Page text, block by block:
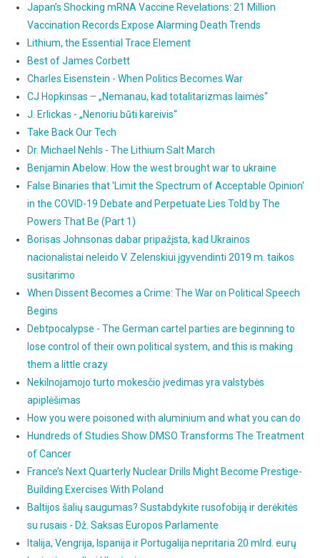
Japan’s Shocking mRNA Vaccine Revelations: 21 Million
Vaccination Records Expose Alarming Death Trends
Lithium, the Essential Trace Element
Best of James Corbett
Charles Eisenstein - When Politics Becomes War
CJ Hopkinsas – „Nemanau, kad totalitarizmas laimės“
J. Erlickas - „Nenoriu būti kareivis“
Take Back Our Tech
Dr. Michael Nehls - The Lithium Salt March
Benjamin Abelow: How the west brought war to ukraine
False Binaries that 'Limit the Spectrum of Acceptable Opinion'
in the COVID-19 Debate and Perpetuate Lies Told by The
Powers That Be (Part 1)
Borisas Johnsonas dabar pripažįsta, kad Ukrainos
nacionalistai neleido V. Zelenskiui įgyvendinti 2019 m. taikos
susitarimo
When Dissent Becomes a Crime: The War on Political Speech
Begins
Debtpocalypse - The German cartel parties are beginning to
lose control of their own political system, and this is making
them a little crazy
Nekilnojamojo turto mokesčio įvedimas yra valstybės
apiplėšimas
How you were poisoned with aluminium and what you can do
Hundreds of Studies Show DMSO Transforms The Treatment
of Cancer
France’s Next Quarterly Nuclear Drills Might Become Prestige-
Building Exercises With Poland
Baltijos šalių saugumas? Sustabdykite rusofobiją ir derėkitės
su rusais - Dž. Saksas Europos Parlamente
Italija, Vengrija, Ispanija ir Portugalija nepritaria 20 mlrd. eurų